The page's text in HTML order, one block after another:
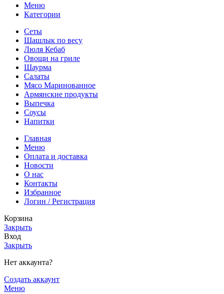
Меню
Категории
Сеты
Шашлык по весу
Люля Кебаб
Овощи на гриле
Шаурма
Салаты
Мясо Маринованное
Армянские продукты
Выпечка
Соусы
Напитки
Главная
Меню
Оплата и доставка
Новости
О нас
Контакты
Избранное
Логин / Регистрация
Корзина
Закрыть
Вход
Закрыть
Нет аккаунта?
Создать аккаунт
Меню